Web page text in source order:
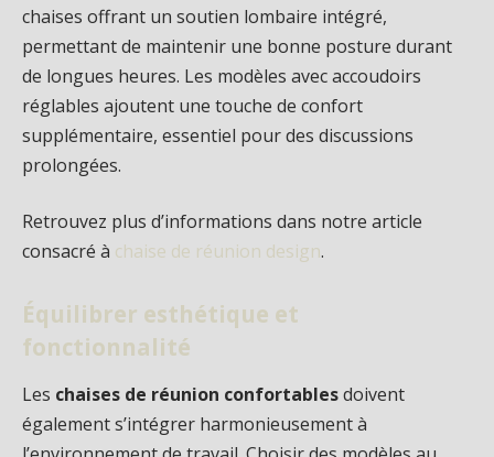
chaises offrant un soutien lombaire intégré,
permettant de maintenir une bonne posture durant
de longues heures. Les modèles avec accoudoirs
réglables ajoutent une touche de confort
supplémentaire, essentiel pour des discussions
prolongées.
Retrouvez plus d’informations dans notre article
consacré à chaise de réunion design.
Équilibrer esthétique et
fonctionnalité
Les chaises de réunion confortablesdoivent
également s’intégrer harmonieusement à